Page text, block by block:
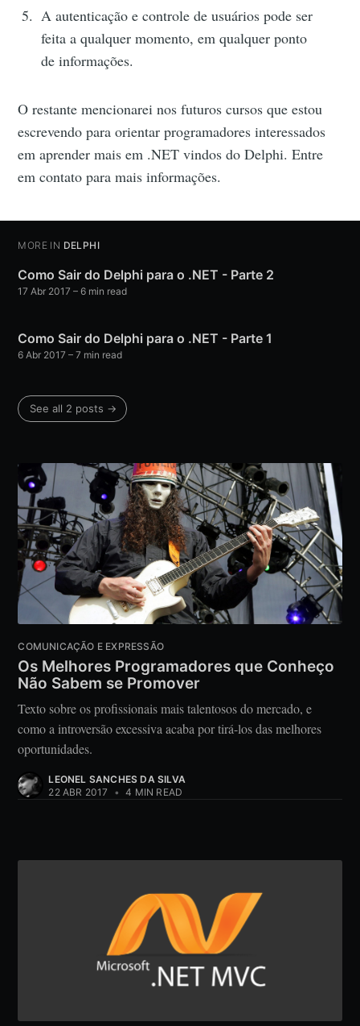
A autenticação e controle de usuários pode ser
feita a qualquer momento, em qualquer ponto
de informações.
O restante mencionarei nos futuros cursos que estou
escrevendo para orientar programadores interessados
em aprender mais em .NET vindos do Delphi. Entre
em contato para mais informações.
MORE IN DELPHI
Como Sair do Delphi para o .NET - Parte 2
17 Abr 2017 – 6 min read
Como Sair do Delphi para o .NET - Parte 1
6 Abr 2017 – 7 min read
See all 2 posts →
COMUNICAÇÃO E EXPRESSÃO
Os Melhores Programadores que Conheço
Não Sabem se Promover
Texto sobre os profissionais mais talentosos do mercado, e
como a introversão excessiva acaba por tirá-los das melhores
oportunidades.
LEONEL SANCHES DA SILVA
22 ABR 2017
• 4 MIN READ